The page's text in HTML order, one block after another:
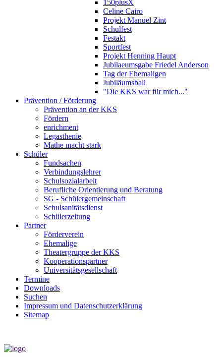
150plusX
Celine Cairo
Projekt Manuel Zint
Schulfest
Festakt
Sportfest
Projekt Henning Haupt
Jubilaeumsgabe Friedel Anderson
Tag der Ehemaligen
Jubiläumsball
"Die KKS war für mich..."
Prävention / Förderung
Prävention an der KKS
Fördern
enrichment
Legasthenie
Mathe macht stark
Schüler
Fundsachen
Verbindungslehrer
Schulsozialarbeit
Berufliche Orientierung und Beratung
SG - Schülergemeinschaft
Schulsanitätsdienst
Schülerzeitung
Partner
Förderverein
Ehemalige
Theater­gruppe der KKS
Kooperationspartner
Universitätsgesellschaft
Termine
Downloads
Suchen
Impressum und Datenschutzerklärung
Sitemap